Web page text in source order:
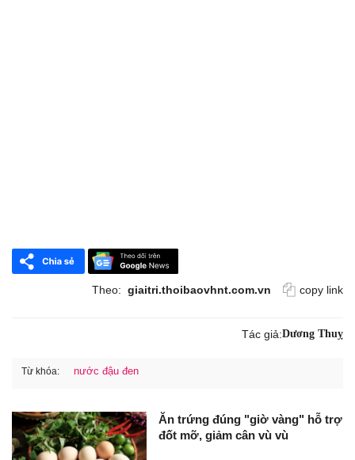
Theo: giaitri.thoibaovhnt.com.vn copy link
Tác giả:Dương Thuỵ
Từ khóa: nước đậu đen
Ăn trứng đúng "giờ vàng" hỗ trợ
đốt mỡ, giảm cân vù vù